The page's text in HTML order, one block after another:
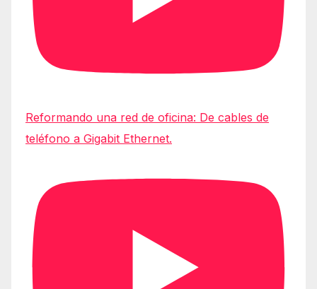
Reformando una red de oficina: De cables de
teléfono a Gigabit Ethernet.